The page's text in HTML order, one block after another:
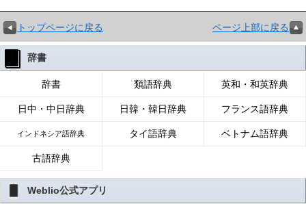
トップページに戻る ページ上部に戻る
辞書
辞書 類語辞典 英和・和英辞典
日中・中日辞典 日韓・韓日辞典 フランス語辞典
インドネシア語辞典 タイ語辞典 ベトナム語辞典
古語辞典
Weblio公式アプリ